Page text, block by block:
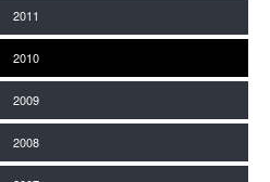
2011
2010
2009
2008